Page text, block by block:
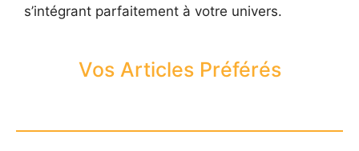
s’intégrant parfaitement à votre univers.
Vos Articles Préférés